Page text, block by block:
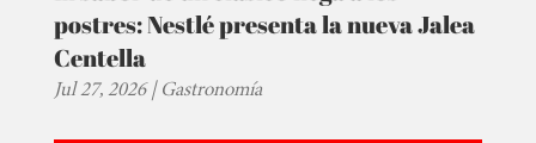
postres: Nestlé presenta la nueva Jalea
Centella
Jul 27, 2026|Gastronomía